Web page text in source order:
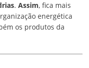
.Assim, fica mais
energética
os produtos da